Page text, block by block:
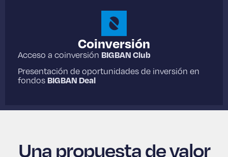
Coinversión
Acceso a coinversión BIGBAN Club
Presentación de oportunidades de inversión en
fondos BIGBAN Deal
Una propuesta de valor